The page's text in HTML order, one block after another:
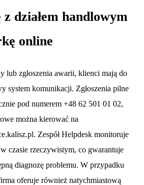
działem handlowym
online
lub zgłoszenia awarii, klienci mają do
system komunikacji. Zgłoszenia pilne
pod numerem +48 62 501 01 02,
można kierować na
Zespół Helpdesk monitoruje
czasie rzeczywistym, co gwarantuje
diagnozę problemu. W przypadku
oferuje również natychmiastową